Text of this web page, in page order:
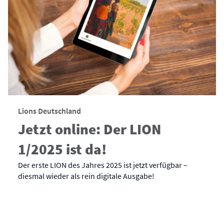
Lions Deutschland
Jetzt online: Der LION
1/2025 ist da!
Der erste LION des Jahres 2025 ist jetzt verfügbar –
diesmal wieder als rein digitale Ausgabe!